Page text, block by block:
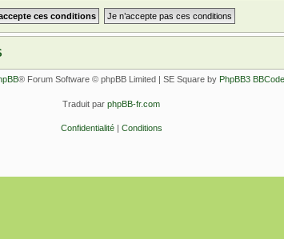
® Forum Software © phpBB Limited | SE Square by PhpBB3
Traduit par phpBB-fr.com
Confidentialité| Conditions